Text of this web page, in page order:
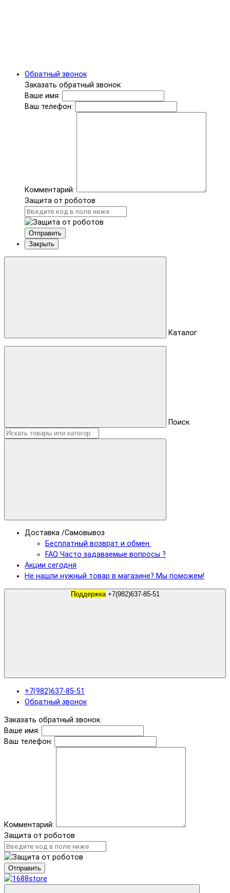
Обратный звонок
Заказать обратный звонок
Ваше имя:
Ваш телефон:
Комментарий:
Защита от роботов
Отправить
Закрыть
Каталог
Поиск
Доставка /Самовывоз
Бесплатный возврат и обмен.
FAQ Часто задаваемые вопросы ?
Акции сегодня
Не нашли нужный товар в магазине? Мы поможем!
Поддержка +7(982)637-85-51
+7(982)637-85-51
Обратный звонок
Заказать обратный звонок
Ваше имя:
Ваш телефон:
Комментарий:
Защита от роботов
Отправить